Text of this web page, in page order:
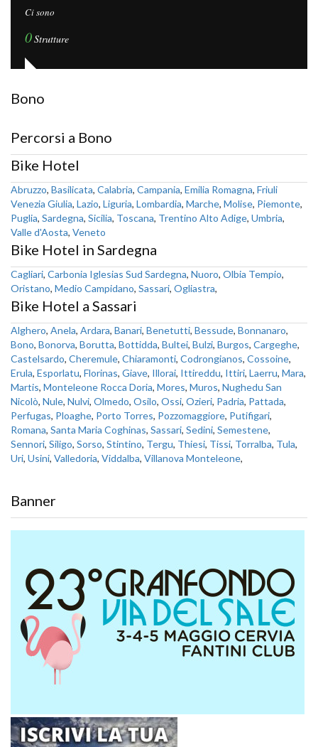
Ci sono
0Strutture
Bono
Percorsi a Bono
Bike Hotel
Abruzzo, Basilicata, Calabria, Campania, Emilia Romagna, Friuli
Venezia Giulia, Lazio, Liguria, Lombardia, Marche, Molise, Piemonte,
Puglia, Sardegna, Sicilia, Toscana, Trentino Alto Adige, Umbria,
Valle d'Aosta, Veneto
Bike Hotel in Sardegna
Cagliari, Carbonia Iglesias Sud Sardegna, Nuoro, Olbia Tempio,
Oristano, Medio Campidano, Sassari, Ogliastra,
Bike Hotel a Sassari
Alghero, Anela, Ardara, Banari, Benetutti, Bessude, Bonnanaro,
Bono, Bonorva, Borutta, Bottidda, Bultei, Bulzi, Burgos, Cargeghe,
Castelsardo, Cheremule, Chiaramonti, Codrongianos, Cossoine,
Erula, Esporlatu, Florinas, Giave, Illorai, Ittireddu, Ittiri, Laerru, Mara,
Martis, Monteleone Rocca Doria, Mores, Muros, Nughedu San
Nicolò, Nule, Nulvi, Olmedo, Osilo, Ossi, Ozieri, Padria, Pattada,
Perfugas, Ploaghe, Porto Torres, Pozzomaggiore, Putifigari,
Romana, Santa Maria Coghinas, Sassari, Sedini, Semestene,
Sennori, Siligo, Sorso, Stintino, Tergu, Thiesi, Tissi, Torralba, Tula,
Uri, Usini, Valledoria, Viddalba, Villanova Monteleone,
Banner